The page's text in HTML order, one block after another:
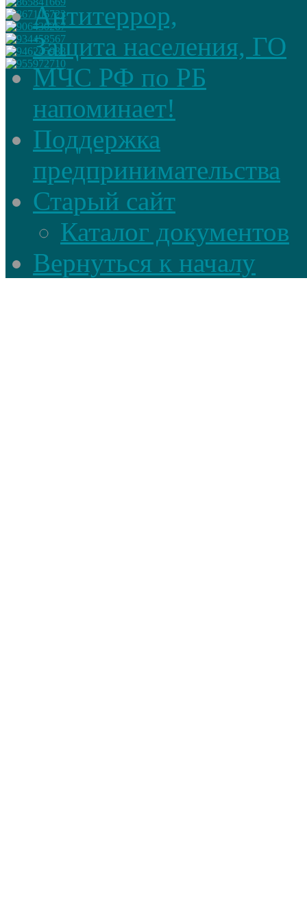
Антитеррор,
Защита населения, ГО
МЧС РФ по РБ
напоминает!
Поддержка
предпринимательства
Старый сайт
Каталог документов
Вернуться к началу